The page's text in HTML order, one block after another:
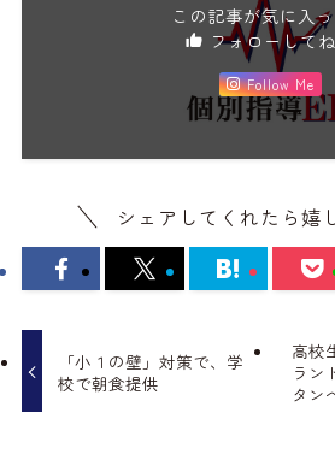
この記事が気に入
フォローしてね
Follow Me
シェアしてくれたら嬉
「小１の壁」対策で、学
校で朝食提供
高校
ラン
タン